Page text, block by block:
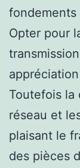
fondements
Opter pour
Toutefois la
réseau et
plaisant le
des pièces